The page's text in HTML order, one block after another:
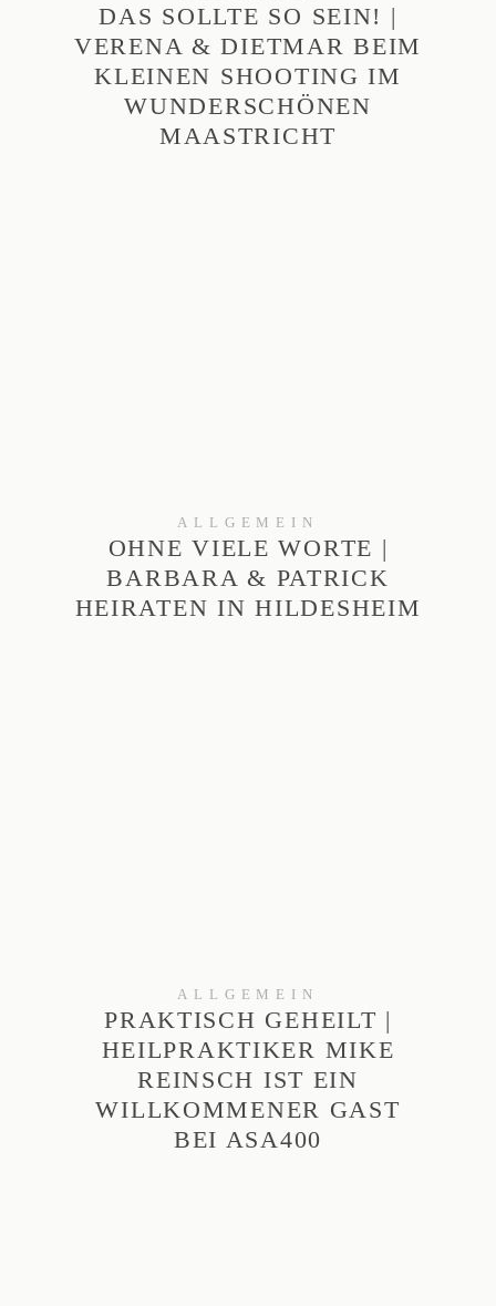
DAS SOLLTE SO SEIN! |
VERENA & DIETMAR BEIM
KLEINEN SHOOTING IM
WUNDERSCHÖNEN
MAASTRICHT
ALLGEMEIN
OHNE VIELE WORTE |
BARBARA & PATRICK
HEIRATEN IN HILDESHEIM
ALLGEMEIN
PRAKTISCH GEHEILT |
HEILPRAKTIKER MIKE
REINSCH IST EIN
WILLKOMMENER GAST
BEI ASA400